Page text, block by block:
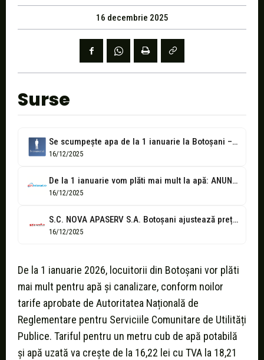
16 decembrie 2025
Surse
Se scumpește apa de la 1 ianuarie la Botoșani – NOILE tarife
16/12/2025
De la 1 ianuarie vom plăti mai mult la apă: ANUNȚUL Nova...
16/12/2025
S.C. NOVA APASERV S.A. Botoșani ajustează prețurile la apă și canalizare începând...
16/12/2025
De la 1 ianuarie 2026, locuitorii din Botoșani vor plăti
mai mult pentru apă și canalizare, conform noilor
tarife aprobate de Autoritatea Națională de
Reglementare pentru Serviciile Comunitare de Utilități
Publice. Tariful pentru un metru cub de apă potabilă
și apă uzată va crește de la 16,22 lei cu TVA la 18,21